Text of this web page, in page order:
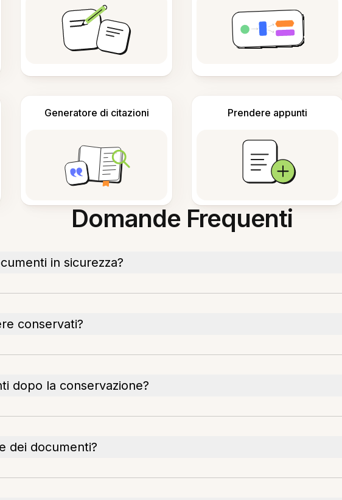
Generatore di citazioni Prendere appunti
Domande Frequenti
in sicurezza?
conservati?
dopo la conservazione?
dei documenti?